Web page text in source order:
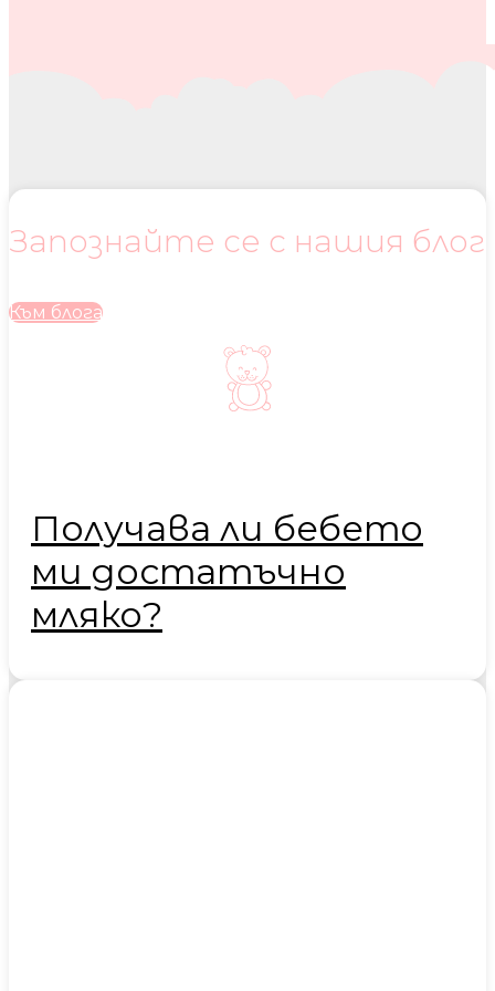
Запознайте се с нашия блог
Към блога
Получава ли бебето
ми достатъчно
мляко?